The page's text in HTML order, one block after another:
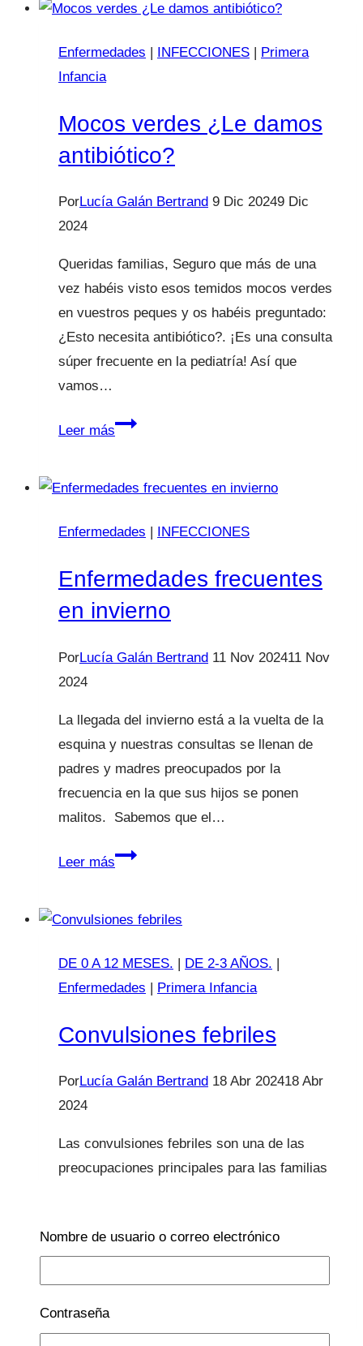
bebés
Enfermedades | INFECCIONES | Primera
Infancia
Mocos verdes ¿Le damos
antibiótico?
PorLucía Galán Bertrand 9 Dic 20249 Dic
2024
Queridas familias, Seguro que más de una
vez habéis visto esos temidos mocos verdes
en vuestros peques y os habéis preguntado:
¿Esto necesita antibiótico?. ¡Es una consulta
súper frecuente en la pediatría! Así que
vamos…
Leer másMocos
damos
Enfermedades INFECCIONES
Enfermedades frecuentes
en invierno
PorLucía Galán Bertrand 11 Nov 202411 Nov
2024
La llegada del invierno está a la vuelta de la
esquina y nuestras consultas se llenan de
padres y madres preocupados por la
frecuencia en la que sus hijos se ponen
malitos. Sabemos que el…
Leer másEnfermedades
invierno
DE 0 A 12 MESES. | DE 2-3 AÑOS. |
Enfermedades | Primera Infancia
Convulsiones febriles
PorLucía Galán Bertrand 18 Abr 202418 Abr
2024
Las convulsiones febriles son una de las
preocupaciones principales para las familias
bajar rápidamente la fiebre para evitar…
Leer más
Nombre de usuario o correo electrónico
Contraseña